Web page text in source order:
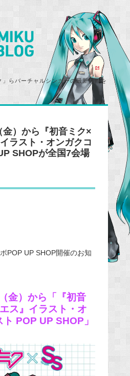
らバーチャルシンガーの最新情報を
）から『初音ミク×
ラスト・オンガクコ
SHOPが全国7会場
POP UP SHOP開催のお知
金）から「『初音
ス』イラスト・オ
POP UP SHOP」